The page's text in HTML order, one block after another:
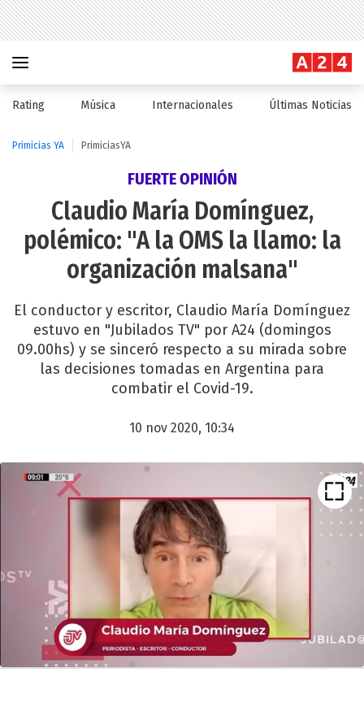
Rating Música Internacionales Últimas Noticias
Primicias YA PrimiciasYA
FUERTE OPINIÓN
Claudio María Domínguez,
polémico: "A la OMS la llamo: la
organización malsana"
El conductor y escritor, Claudio María Domínguez
estuvo en "Jubilados TV" por A24 (domingos
09.00hs) y se sinceró respecto a su mirada sobre
las decisiones tomadas en Argentina para
combatir el Covid-19.
10 nov 2020, 10:34